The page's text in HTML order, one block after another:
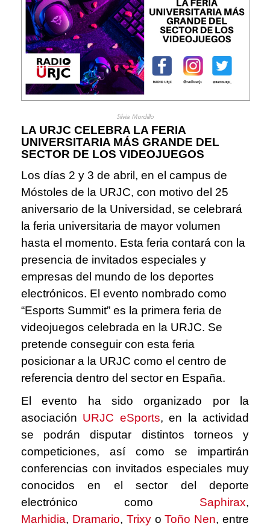
Silvia Mordillo
LA URJC CELEBRA LA FERIA
UNIVERSITARIA MÁS GRANDE DEL
SECTOR DE LOS VIDEOJUEGOS
Los días 2 y 3 de abril, en el campus de
Móstoles de la URJC, con motivo del 25
aniversario de la Universidad, se celebrará
la feria universitaria de mayor volumen
hasta el momento. Esta feria contará con la
presencia de invitados especiales y
empresas del mundo de los deportes
electrónicos. El evento nombrado como
“Esports Summit” es la primera feria de
videojuegos celebrada en la URJC. Se
pretende conseguir con esta feria
posicionar a la URJC como el centro de
referencia dentro del sector en España.
El evento ha sido organizado por la
asociación URJC eSports,en la actividad
se podrán disputar distintos torneos y
competiciones, así como se impartirán
conferencias con invitados especiales muy
conocidos en el sector del deporte
electrónico como Saphirax,
Marhidia, Dramario, Trixy oToño Nen, entre